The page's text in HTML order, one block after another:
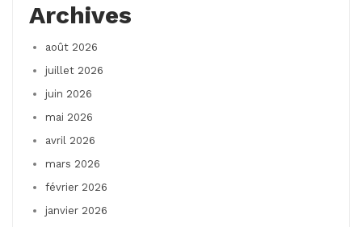
Archives
août 2026
juillet 2026
juin 2026
mai 2026
avril 2026
mars 2026
février 2026
janvier 2026